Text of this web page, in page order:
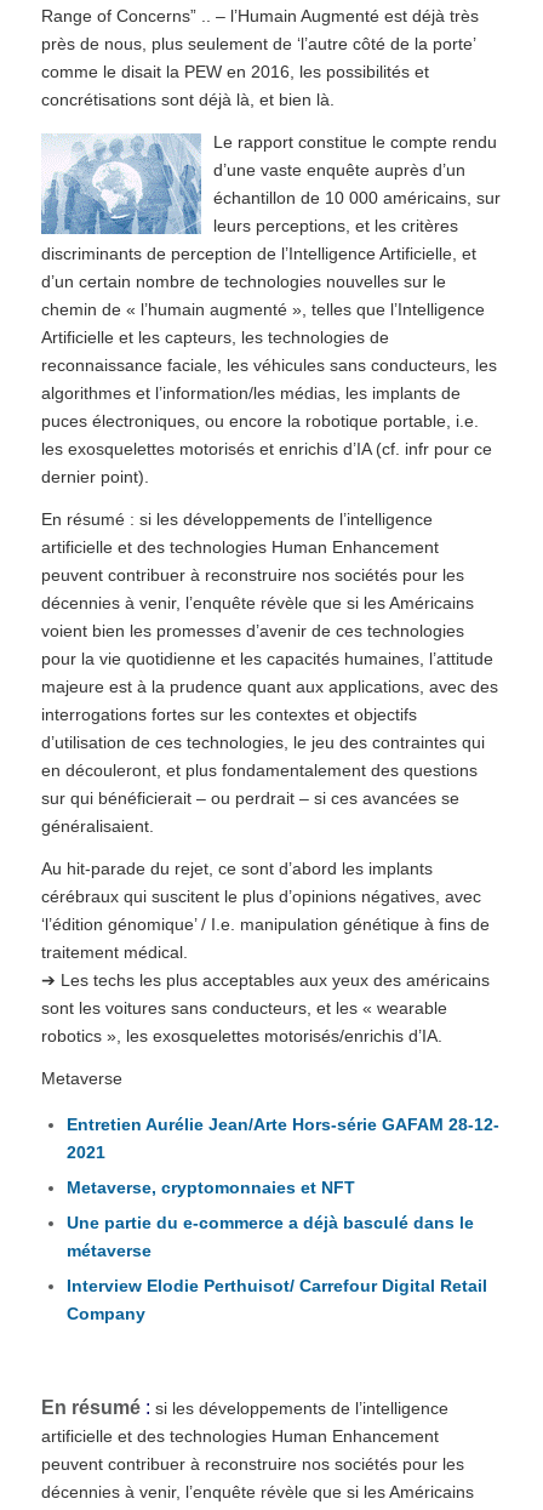
Range of Concerns” .. – l’Humain Augmenté est déjà très
près de nous, plus seulement de ‘l’autre côté de la porte’
comme le disait la PEW en 2016, les possibilités et
concrétisations sont déjà là, et bien là.
Le rapport constitue le compte rendu
d’une vaste enquête auprès d’un
échantillon de 10 000 américains, sur
leurs perceptions, et les critères
discriminants de perception de l’Intelligence Artificielle, et
d’un certain nombre de technologies nouvelles sur le
chemin de « l’humain augmenté », telles que l’Intelligence
Artificielle et les capteurs, les technologies de
reconnaissance faciale, les véhicules sans conducteurs, les
algorithmes et l’information/les médias, les implants de
puces électroniques, ou encore la robotique portable, i.e.
les exosquelettes motorisés et enrichis d’IA (cf. infr pour ce
dernier point).
En résumé : si les développements de l’intelligence
artificielle et des technologies Human Enhancement
peuvent contribuer à reconstruire nos sociétés pour les
décennies à venir, l’enquête révèle que si les Américains
voient bien les promesses d’avenir de ces technologies
pour la vie quotidienne et les capacités humaines, l’attitude
majeure est à la prudence quant aux applications, avec des
interrogations fortes sur les contextes et objectifs
d’utilisation de ces technologies, le jeu des contraintes qui
en découleront, et plus fondamentalement des questions
sur qui bénéficierait – ou perdrait – si ces avancées se
généralisaient.
Au hit-parade du rejet, ce sont d’abord les implants
cérébraux qui suscitent le plus d’opinions négatives, avec
‘l’édition génomique’ / I.e. manipulation génétique à fins de
traitement médical.
➔ Les techs les plus acceptables aux yeux des américains
sont les voitures sans conducteurs, et les « wearable
robotics », les exosquelettes motorisés/enrichis d’IA.
Metaverse
Entretien Aurélie Jean/Arte Hors-série GAFAM 28-12-
2021
Metaverse, cryptomonnaies et NFT
Une partie du e-commerce a déjà basculé dans le
métaverse
Interview Elodie Perthuisot/ Carrefour Digital Retail
Company
En résumé: si les développements de l’intelligence
artificielle et des technologies Human Enhancement
peuvent contribuer à reconstruire nos sociétés pour les
décennies à venir, l’enquête révèle que si les Américains